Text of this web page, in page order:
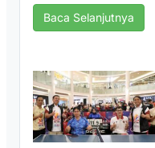
Baca Selanjutnya